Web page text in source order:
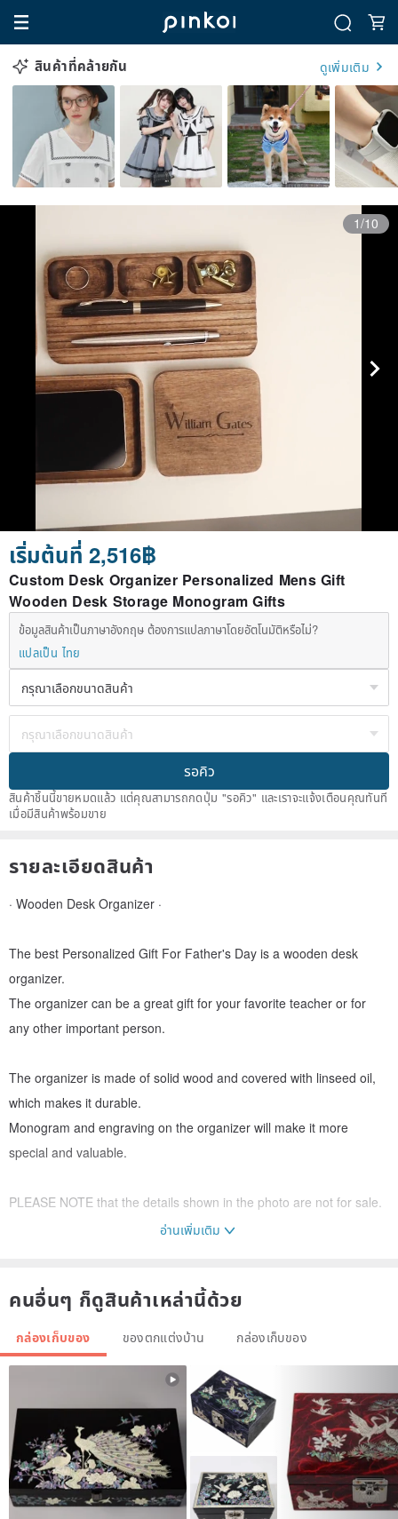
สินค้าที่คล้ายกัน ดูเพิ่มเติม
1/10
เริ่มต้นที่ 2,516฿
Custom Desk Organizer Personalized Mens Gift
Wooden Desk Storage Monogram Gifts
ข้อมูลสินค้าเป็นภาษาอังกฤษ ต้องการแปลภาษาโดยอัตโนมัติหรือไม่?
แปลเป็น ไทย
รอคิว
สินค้าชิ้นนี้ขายหมดแล้ว แต่คุณสามารถกดปุ่ม "รอคิว" และเราจะแจ้งเตือนคุณทันที
เมื่อมีสินค้าพร้อมขาย
รายละเอียดสินค้า
· Wooden Desk Organizer ·
The best Personalized Gift For Father's Day is a wooden desk
organizer.
The organizer can be a great gift for your favorite teacher or for
any other important person.
The organizer is made of solid wood and covered with linseed oil,
which makes it durable.
Monogram and engraving on the organizer will make it more
special and valuable.
PLEASE NOTE that the details shown in the photo are not for sale.
Small Tray: 3.5x3.5 inches (9.5x9.5 cm)
Big Tray: 3.5x7 inches (9.5x18.5 cm)
Solid wood.
Linseed oil.
· Possibilities ·
อ่านเพิ่มเติม
คนอื่นๆ ก็ดูสินค้าเหล่านี้ด้วย
กล่องเก็บของ ของตกแต่งบ้าน กล่องเก็บของ